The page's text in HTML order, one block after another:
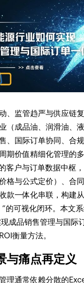
、监管趋严与供应链
（成品油、润滑油、
、国际订单协同、合
期价值精细化管理的
客户与订单数据中枢
格与公式定价）、合
款一体化串联，构建
”的可视化闭环。本文
成品销售管理与国际
衡量方法。
与痛点再定义
理通常依赖分散的